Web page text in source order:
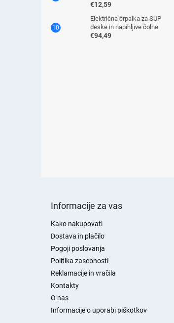
€12,59
Električna črpalka za SUP
deske in napihljive čolne
€94,49
Informacije za vas
Kako nakupovati
Dostava in plačilo
Pogoji poslovanja
Politika zasebnosti
Reklamacije in vračila
Kontakty
O nas
Informacije o uporabi piškotkov